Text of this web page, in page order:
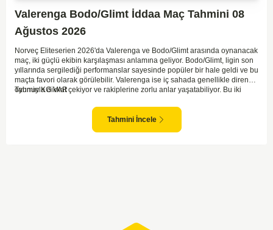
Valerenga Bodo/Glimt İddaa Maç Tahmini 08
Ağustos 2026
Norveç Eliteserien 2026'da Valerenga ve Bodo/Glimt arasında oynanacak
maç, iki güçlü ekibin karşılaşması anlamına geliyor. Bodo/Glimt, ligin son
yıllarında sergilediği performanslar sayesinde popüler bir hale geldi ve bu
maçta favori olarak görülebilir. Valerenga ise iç sahada genellikle dirençli
oyunuyla dikkat çekiyor ve rakiplerine zorlu anlar yaşatabiliyor. Bu iki
karşılaşmalara tanık olabiliyoruz. Taraftar desteğini arkasına alarak
sahasında etkili performans sergileyen Valerenga, Bodo/Glimt karşısında
gol bulmakta zorlanmayabilir. Aynı şekilde, Bodo/Glimt'in de hücum gücü
Tahmin KG VAR
Tahmini İncele